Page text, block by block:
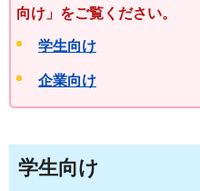
向け」 をご覧ください。
学生向け
企業向け
学生向け